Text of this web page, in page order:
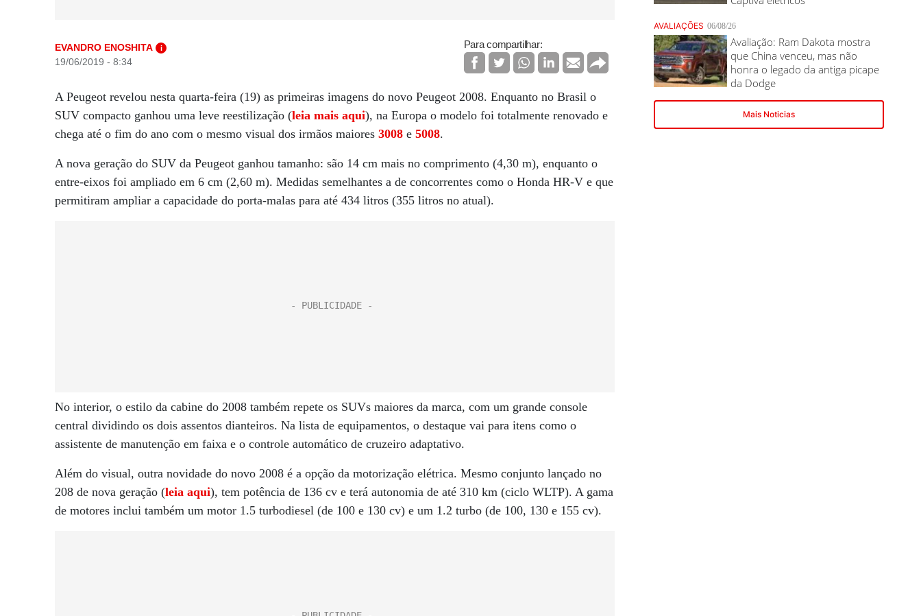
EVANDRO ENOSHITA i
19/06/2019 - 8:34
Para compartilhar:
A Peugeot revelou nesta quarta-feira (19) as primeiras imagens do novo Peugeot 2008. Enquanto no Brasil o
SUV compacto ganhou uma leve reestilização (leia mais aqui), na Europa o modelo foi totalmente renovado e
chega até o fim do ano com o mesmo visual dos irmãos maiores 3008 e 5008.
A nova geração do SUV da Peugeot ganhou tamanho: são 14 cm mais no comprimento (4,30 m), enquanto o
entre-eixos foi ampliado em 6 cm (2,60 m). Medidas semelhantes a de concorrentes como o Honda HR-V e que
permitiram ampliar a capacidade do porta-malas para até 434 litros (355 litros no atual).
No interior, o estilo da cabine do 2008 também repete os SUVs maiores da marca, com um grande console
central dividindo os dois assentos dianteiros. Na lista de equipamentos, o destaque vai para itens como o
assistente de manutenção em faixa e o controle automático de cruzeiro adaptativo.
Além do visual, outra novidade do novo 2008 é a opção da motorização elétrica. Mesmo conjunto lançado no
208 de nova geração (leia aqui), tem potência de 136 cv e terá autonomia de até 310 km (ciclo WLTP). A gama
de motores inclui também um motor 1.5 turbodiesel (de 100 e 130 cv) e um 1.2 turbo (de 100, 130 e 155 cv).